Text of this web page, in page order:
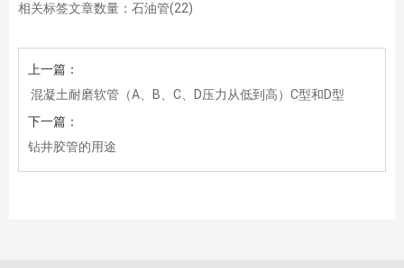
相关标签文章数量： 石油管(22)
上一篇：
混凝土耐磨软管（A、B、C、D压力从低到高）C型和D型
下一篇：
钻井胶管的用途